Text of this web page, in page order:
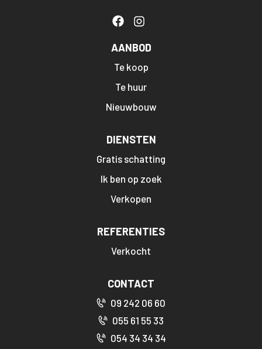
AANBOD
Te koop
Te huur
Nieuwbouw
DIENSTEN
Gratis schatting
Ik ben op zoek
Verkopen
REFERENTIES
Verkocht
CONTACT
09 242 06 60
055 61 55 33
054 34 34 34